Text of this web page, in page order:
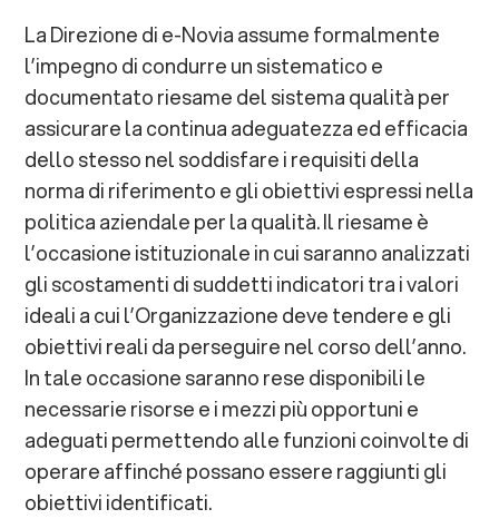
La Direzione di e-Novia assume formalmente
l’impegno di condurre un sistematico e
documentato riesame del sistema qualità per
assicurare la continua adeguatezza ed efficacia
dello stesso nel soddisfare i requisiti della
norma di riferimento e gli obiettivi espressi nella
politica aziendale per la qualità. Il riesame è
l’occasione istituzionale in cui saranno analizzati
gli scostamenti di suddetti indicatori tra i valori
ideali a cui l’Organizzazione deve tendere e gli
obiettivi reali da perseguire nel corso dell’anno.
In tale occasione saranno rese disponibili le
necessarie risorse e i mezzi più opportuni e
adeguati permettendo alle funzioni coinvolte di
operare affinché possano essere raggiunti gli
obiettivi identificati.